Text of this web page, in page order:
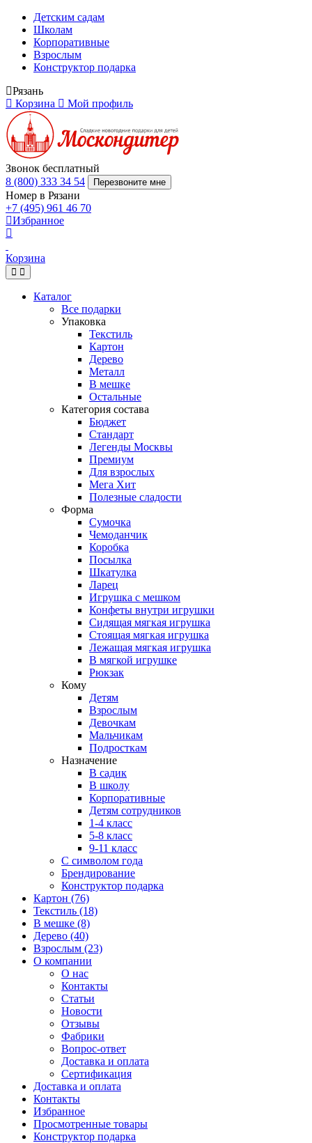
Детским садам
Школам
Корпоративные
Взрослым
Конструктор подарка
Рязань
Корзина
Мой профиль
Звонок бесплатный
8 (800) 333 34 54
Перезвоните мне
Номер в Рязани
+7 (495) 961 46 70
Избранное
Корзина
Каталог
Все подарки
Упаковка
Текстиль
Картон
Дерево
Металл
В мешке
Остальные
Категория состава
Бюджет
Стандарт
Легенды Москвы
Премиум
Для взрослых
Мега Хит
Полезные сладости
Форма
Сумочка
Чемоданчик
Коробка
Посылка
Шкатулка
Ларец
Игрушка с мешком
Конфеты внутри игрушки
Сидящая мягкая игрушка
Стоящая мягкая игрушка
Лежащая мягкая игрушка
В мягкой игрушке
Рюкзак
Кому
Детям
Взрослым
Девочкам
Мальчикам
Подросткам
Назначение
В садик
В школу
Корпоративные
Детям сотрудников
1-4 класс
5-8 класс
9-11 класс
С символом года
Брендирование
Конструктор подарка
Картон (76)
Текстиль (18)
В мешке (8)
Дерево (40)
Взрослым (23)
О компании
О нас
Контакты
Статьи
Новости
Отзывы
Фабрики
Вопрос-ответ
Доставка и оплата
Сертификация
Доставка и оплата
Контакты
Избранное
Просмотренные товары
Конструктор подарка